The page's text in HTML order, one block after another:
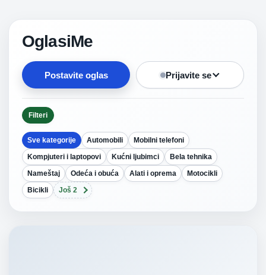
OglasiMe
Postavite oglas Prijavite se
Filteri
Sve kategorije Automobili
Mobilni telefoni
Kompjuteri i laptopovi
Kućni ljubimci
Bela tehnika
Nameštaj
Odeća i obuća Alati i oprema
Motocikli
Bicikli
Još 2